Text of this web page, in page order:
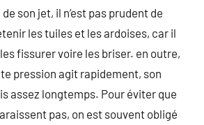
son jet, il n’est pas prudent de
les tuiles et les ardoises, car il
fissurer voire les briser. en outre,
pression agit rapidement, son
assez longtemps. Pour éviter que
pas, on est souvent obligé